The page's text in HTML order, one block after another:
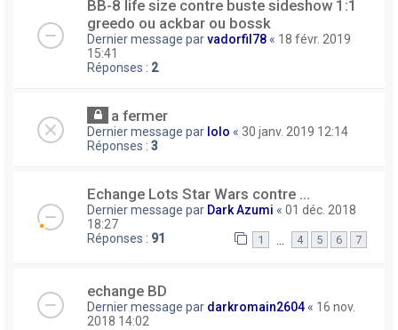
BB-8 life size contre buste sideshow 1:1
greedo ou ackbar ou bossk
Dernier message parvadorfil78 « 18 févr. 2019
15:41
Réponses : 2
a fermer
Dernier message par lolo « 30 janv. 2019 12:14
Réponses : 3
Echange Lots Star Wars contre ...
Dernier message par Dark Azumi « 01 déc. 2018
18:27
Réponses : 91 1 4 5 6 7
echange BD
Dernier message par darkromain2604 « 16 nov.
2018 14:02